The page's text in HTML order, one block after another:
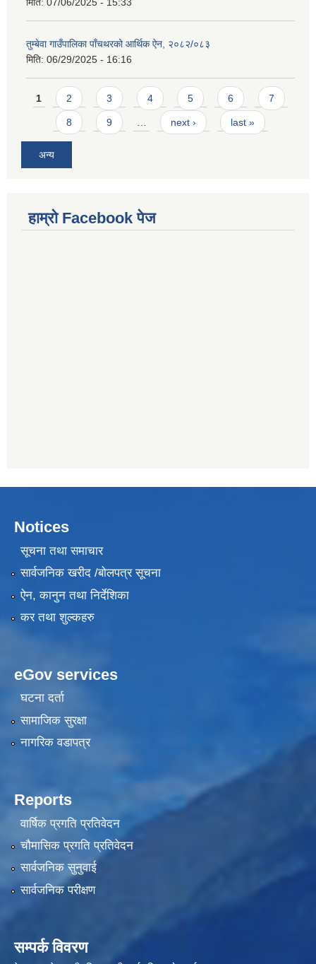
मिति: 07/06/2025 - 15:33
तुम्बेवा गाउँपालिका पाँचथरको आर्थिक ऐन, २०८२/०८३
मिति: 06/29/2025 - 16:16
Pages
1 2 3 4 5 6 7
8 9 next › last »
अन्य
हाम्राे Facebook पेज
Notices
सूचना तथा समाचार
सार्वजनिक खरीद /बोलपत्र सूचना
ऐन, कानुन तथा निर्देशिका
कर तथा शुल्कहरु
eGov services
घटना दर्ता
सामाजिक सुरक्षा
नागरिक वडापत्र
Reports
वार्षिक प्रगति प्रतिवेदन
चौमासिक प्रगति प्रतिवेदन
सार्वजनिक सुनुवाई
सार्वजनिक परीक्षण
सम्पर्क विवरण